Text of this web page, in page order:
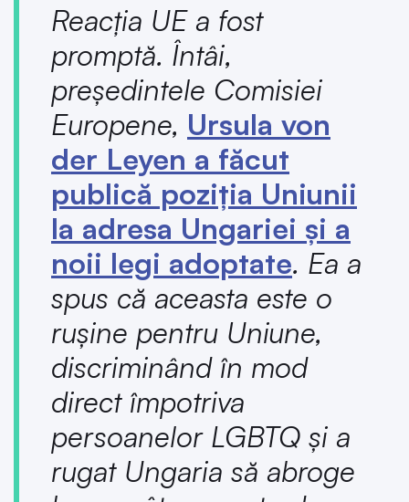
Reacția UE a fost
promptă. Întâi,
președintele Comisiei
Europene, Ursula von
der Leyen a făcut
publică poziția Uniunii
la adresa Ungariei și a
noii legi adoptate. Ea a
spus că aceasta este o
rușine pentru Uniune,
discriminând în mod
direct împotriva
persoanelor LGBTQ și a
rugat Ungaria să abroge